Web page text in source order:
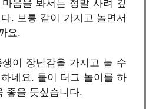
음을 봐서는 정말 사려 깊
. 보통 같이 가지고 놀면서
요.
이 장난감을 가지고 놀 수
네요. 둘이 터그 놀이를 하
좋을 듯싶습니다.